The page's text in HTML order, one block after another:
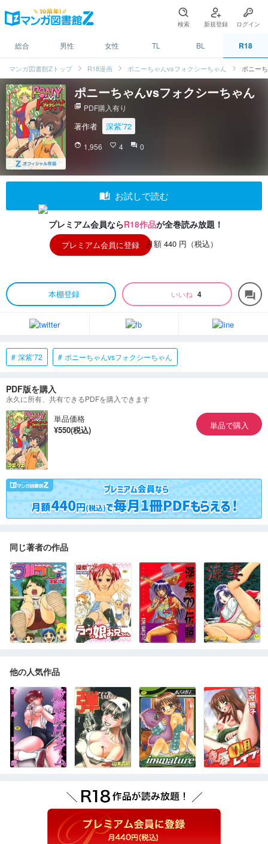
検索 新規登録 ログイン
総合 男性 女性 TL BL R18
マンガ図書館Zトップ R18漫画 ポニーちゃんvsフォクシーちゃん ポニー
ポニーちゃんvsフォクシーちゃん
picture_as_pdf PDF購入有り
著作者 深紫’72
face 1,956 favorite_border 4 question_answer 0
auto_stories お試しで読む
プレミアム会員ならR18作品が全巻読み放題！
プレミアム会員に登録 月額 440 円（税込）
本棚登録 いいね 4 forum
深紫’72 ポニーちゃんvsフォクシーちゃん
PDF版を購入
永久に所有、共有できるPDFを購入できます
単品価格
¥550(税込)
単品で購入
同じ著者の作品
他の人気作品